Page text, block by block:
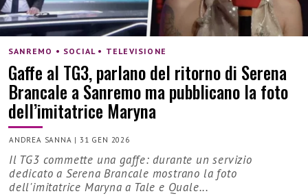
SANREMO • SOCIAL • TELEVISIONE
Gaffe al TG3, parlano del ritorno di Serena
Brancale a Sanremo ma pubblicano la foto
dell’imitatrice Maryna
ANDREA SANNA |31 GEN 2026
Il TG3 commette una gaffe: durante un servizio
dedicato a Serena Brancale mostrano la foto
dell'imitatrice Maryna a Tale e Quale...